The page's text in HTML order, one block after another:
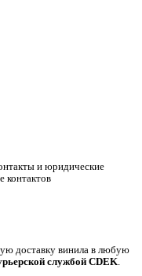
и юридические
контактов
доставку винила в любую
службой CDEK